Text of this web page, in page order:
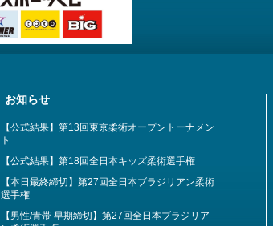
お知らせ
【公式結果】第13回東京柔術オープントーナメン
ト
【公式結果】第18回全日本キッズ柔術選手権
【本日最終締切】第27回全日本ブラジリアン柔術
選手権
【男性/青帯 早期締切】第27回全日本ブラジリア